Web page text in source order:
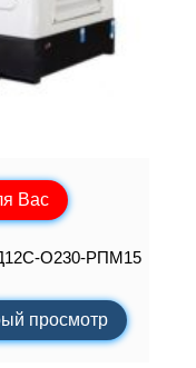
Вас
О230-РПМ15
просмотр